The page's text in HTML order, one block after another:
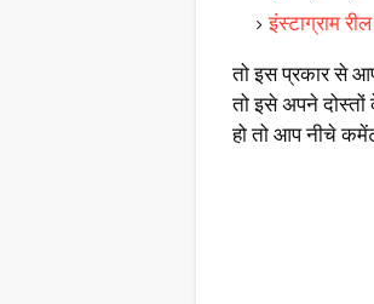
इंस्टाग्राम
तो इस प्रकार से
तो इसे अपने
हो तो आप नीचे